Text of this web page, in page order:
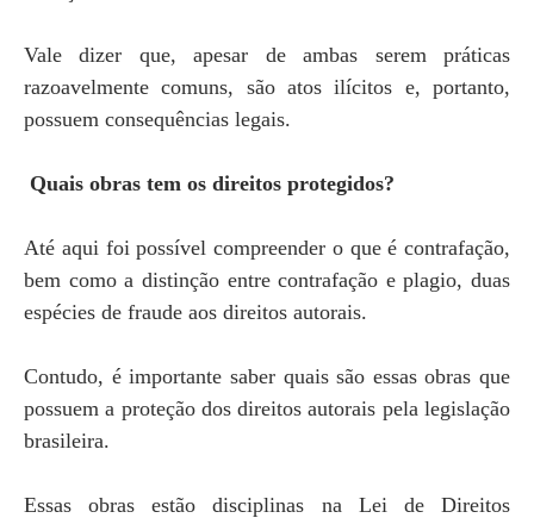
Vale dizer que, apesar de ambas serem práticas
razoavelmente comuns, são atos ilícitos e, portanto,
possuem consequências legais.
Quais obras tem os direitos protegidos?
Até aqui foi possível compreender o que é contrafação,
bem como a distinção entre contrafação e plagio, duas
espécies de fraude aos direitos autorais.
Contudo, é importante saber quais são essas obras que
possuem a proteção dos direitos autorais pela legislação
brasileira.
Essas obras estão disciplinas na Lei de Direitos